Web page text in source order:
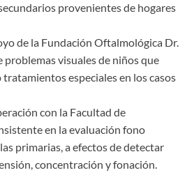
provenientes de hogares
de la Fundación Oftalmológica Dr.
visuales de niños que
especiales en los casos
con la Facultad de
en la evaluación fono
primarias, a efectos de detectar
concentración y fonación.